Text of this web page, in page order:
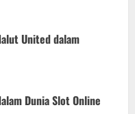
United dalam
Dunia Slot Online